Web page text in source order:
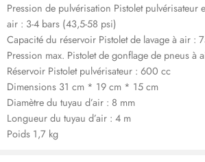
Pression de pulvérisation Pistolet pulvérisateur
air : 3-4 bars (43,5-58 psi)
Capacité du réservoir Pistolet de lavage à air :
Pression max. Pistolet de gonflage de pneus à
Réservoir Pistolet pulvérisateur : 600 cc
Dimensions 31 cm * 19 cm * 15 cm
Diamètre du tuyau d’air : 8 mm
Longueur du tuyau d’air : 4 m
Poids 1,7 kg